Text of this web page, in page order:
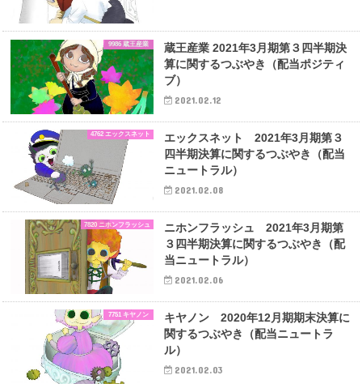
9986 蔵王産業
蔵王産業 2021年3月期第３四半期決
算に関するつぶやき（配当ポジティ
ブ）
2021.02.12
4762 エックスネット
エックスネット 2021年3月期第３
四半期決算に関するつぶやき（配当
ニュートラル）
2021.02.08
7820 ニホンフラッシュ
ニホンフラッシュ 2021年3月期第
３四半期決算に関するつぶやき（配
当ニュートラル）
2021.02.06
7751 キヤノン
キヤノン 2020年12月期期末決算に
関するつぶやき（配当ニュートラ
ル）
2021.02.03